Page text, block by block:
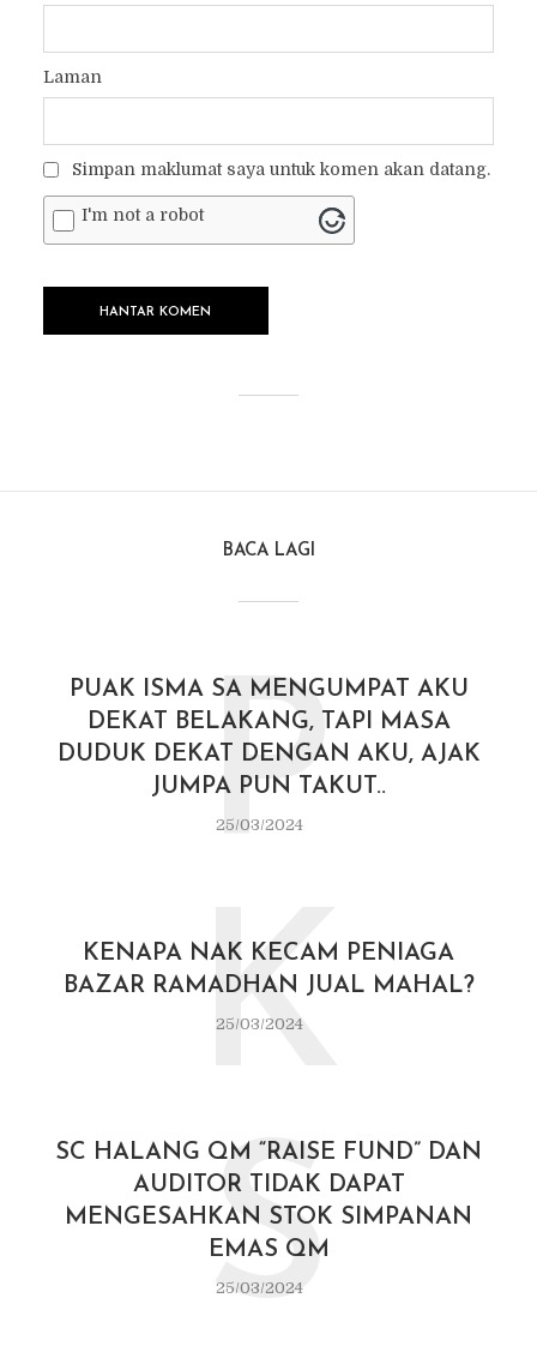
Laman
Simpan maklumat saya untuk komen akan datang.
I'm not a robot
BACA LAGI
PUAK ISMA SA MENGUMPAT AKU
DEKAT BELAKANG, TAPI MASA
DUDUK DEKAT DENGAN AKU, AJAK
JUMPA PUN TAKUT..
25/03/2024
P
KENAPA NAK KECAM PENIAGA
BAZAR RAMADHAN JUAL MAHAL?
25/03/2024
K
SC HALANG QM “RAISE FUND” DAN
AUDITOR TIDAK DAPAT
MENGESAHKAN STOK SIMPANAN
EMAS QM
25/03/2024
S